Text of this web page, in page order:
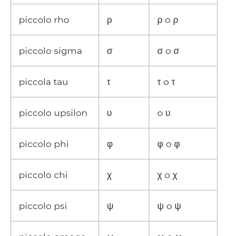
piccolo rho ρ ρ o ρ
piccolo sigma σ σ o σ
piccola tau τ τ o τ
piccolo upsilon υ o υ
piccolo phi φ φ o φ
piccolo chi χ χ o χ
piccolo psi ψ ψ o ψ